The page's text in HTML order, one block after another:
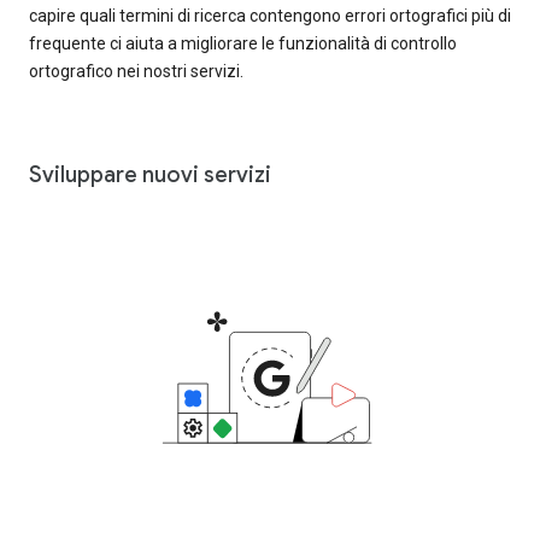
capire quali termini di ricerca contengono errori ortografici più di
frequente ci aiuta a migliorare le funzionalità di controllo
ortografico nei nostri servizi.
Sviluppare nuovi servizi